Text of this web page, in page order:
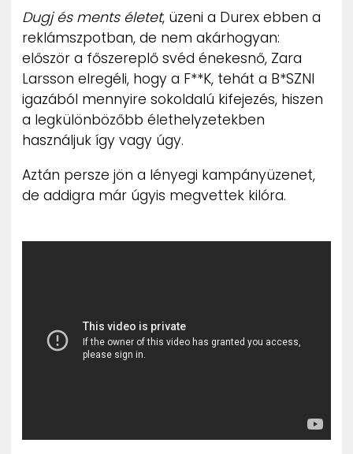
ZENE
MÉDIAAJÁNLAT
IMPRESSZUM
PR-ARCHÍVUM
ADATKEZELÉSI TÁJÉKOZTATÓ
Dugj és ments életet, üzeni a Durex ebben a
reklámszpotban, de nem akárhogyan:
először a főszereplő svéd énekesnő, Zara
Larsson elregéli, hogy a F**K, tehát a B*SZNI
igazából mennyire sokoldalú kifejezés, hiszen
a legkülönbözőbb élethelyzetekben
használjuk így vagy úgy.
Aztán persze jön a lényegi kampányüzenet,
de addigra már úgyis megvettek kilóra.